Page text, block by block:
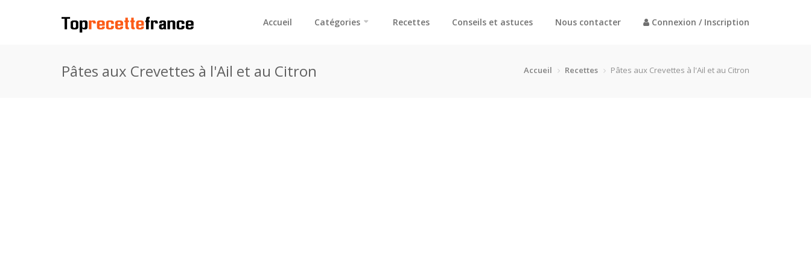
Accueil Catégories Recettes Conseils et astuces Nous contacter Connexion / Inscription
Pâtes aux Crevettes à l'Ail et au Citron Accueil Recettes Pâtes aux Crevettes à l'Ail et au Citron